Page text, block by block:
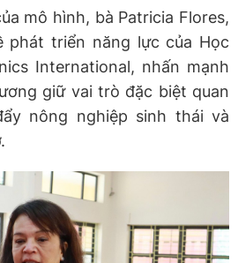
mô hình, bà Patricia Flores,
phát triển năng lực của Học
International, nhấn mạnh
giữ vai trò đặc biệt quan
nông nghiệp sinh thái và